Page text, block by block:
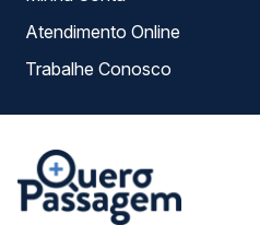
Atendimento Online
Trabalhe Conosco